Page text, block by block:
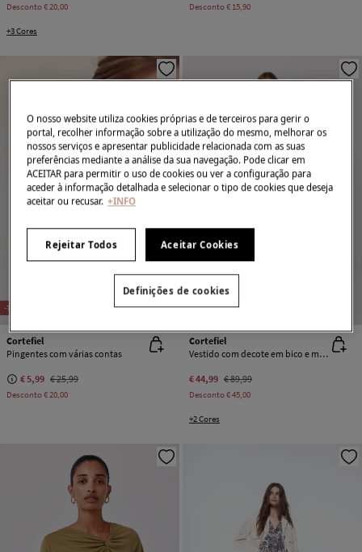
Desconto€ 20,00
+3 Cores
Desconto€ 15,90
-77%
Cortefiel
Pingentes com várias contas
€ 5,99 € 25,99
Desconto€ 20,00
-50%
Cortefiel
Vestido com decote em bico e manga com folho
€ 44,99 € 89,99
Desconto€ 45,00
+2 Cores
O nosso website utiliza cookies próprias e de terceiros para gerir o
portal, recolher informação sobre a utilização do mesmo, melhorar os
nossos serviços e apresentar publicidade relacionada com as suas
preferências mediante a análise da sua navegação. Pode clicar em
ACEITAR para permitir o uso de cookies ou ver a configuração para
aceder à informação detalhada e selecionar o tipo de cookies que deseja
aceitar ou recusar. +INFO
Rejeitar Todos Aceitar Cookies
Definições de cookies